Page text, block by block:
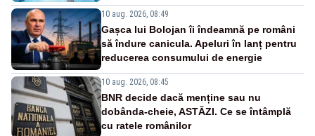
10 aug. 2026, 08:49
Gașca lui Bolojan îi îndeamnă pe români
să îndure canicula. Apeluri în lanț pentru
reducerea consumului de energie
10 aug. 2026, 08:45
BNR decide dacă menține sau nu
dobânda-cheie, ASTĂZI. Ce se întâmplă
cu ratele românilor